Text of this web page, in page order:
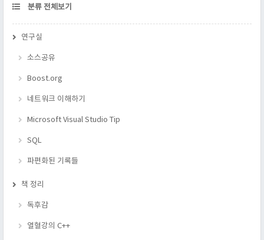
CATEGORY
분류 전체보기
연구실
소스공유
Boost.org
네트워크 이해하기
Microsoft Visual Studio Tip
SQL
파편화된 기록들
책 정리
독후감
열혈강의 C++